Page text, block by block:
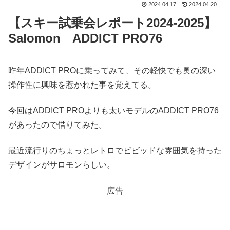
2024.04.17 2024.04.20
【スキー試乗会レポート2024-2025】
Salomon ADDICT PRO76
昨年ADDICT PROに乗ってみて、その軽快でも奥の深い
操作性に興味を惹かれた事を覚えてる。
今回はADDICT PROよりも太いモデルのADDICT PRO76
があったので借りてみた。
最近流行りのちょっとレトロでビビッドな雰囲気を持った
デザインがサロモンらしい。
広告